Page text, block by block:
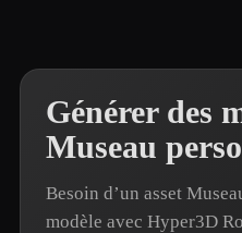
Générer des
Museau
Besoin d’un asset
modèle avec Hyper3D